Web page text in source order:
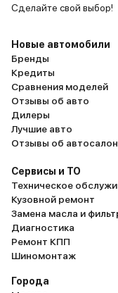
косяков не
вместо
сидений» он
полную
вылетает так
научился
на ходу.
«спортивном»
как у карта —
«комфорт», но
полицейских
подбрасывает.
«Пап, ты нас на
катаешь?»
салоне —
после покупки
Сделайте свой выбор!
Новые автомобили
Бренды
Кредиты
Сравнения моделей
Отзывы об авто
Дилеры
Лучшие авто
Отзывы об
Сервисы и ТО
Техническое
Кузовной ремонт
Замена масла и
Диагностика
Ремонт КПП
Шиномонтаж
Города